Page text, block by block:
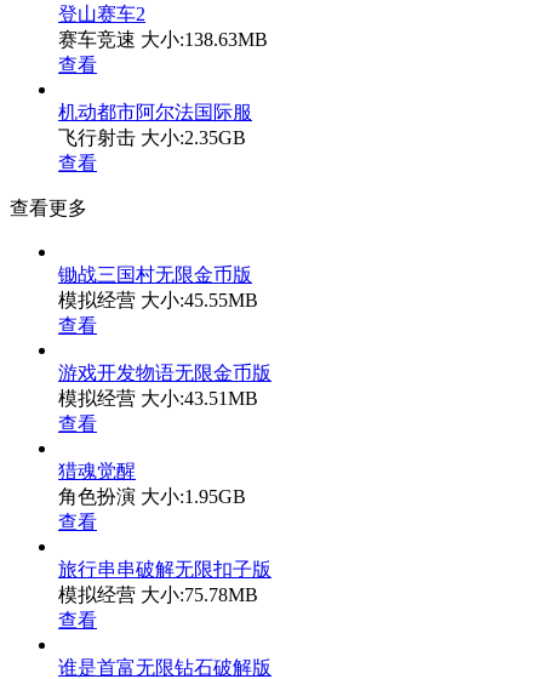
登山赛车2
赛车竞速 大小:138.63MB
查看
机动都市阿尔法国际服
飞行射击 大小:2.35GB
查看
查看更多
锄战三国村无限金币版
模拟经营 大小:45.55MB
查看
游戏开发物语无限金币版
模拟经营 大小:43.51MB
查看
猎魂觉醒
角色扮演 大小:1.95GB
查看
旅行串串破解无限扣子版
模拟经营 大小:75.78MB
查看
谁是首富无限钻石破解版